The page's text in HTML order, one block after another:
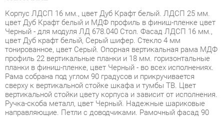
цвет Дуб крафт белый, Серый шифер. Стекло 4 мм
тонированное, цвет Серый. Опорная вертикальная рама МДФ
профиль 22 вертикальные планки и 18 мм. горизонтальные
планки в финиш-пленке, цвет Черный - во всех исполнениях.
Рама собрана под углом 90 градусов и прикручивается
сверху к вертикальной стойке шкафа и тумбы ТВ. Цвет
вертикальной стойки цвету корпуса и зависит от исполнения.
Ручка-скоба металл, цвет Черный. Надежные шариковые
направляющие. Петли с доводчиками. Рамочный фасад 90
дверь со стеклом.
Условия покупки